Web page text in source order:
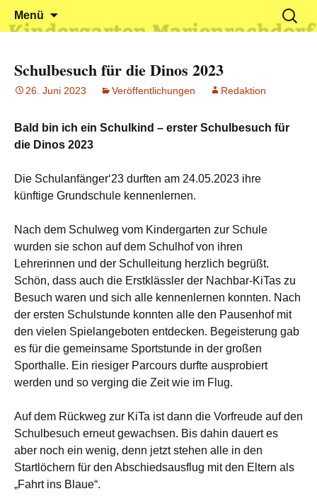
Kindergarten Marienrachdorf
Klein reingehen – Groß rauskommen
Menü
Suchen
nach:
Schulbesuch für die Dinos 2023
26. Juni 2023 Veröffentlichungen Redaktion
Bald bin ich ein Schulkind – erster Schulbesuch für
die Dinos 2023
Die Schulanfänger‘23 durften am 24.05.2023 ihre
künftige Grundschule kennenlernen.
Nach dem Schulweg vom Kindergarten zur Schule
wurden sie schon auf dem Schulhof von ihren
Lehrerinnen und der Schulleitung herzlich begrüßt.
Schön, dass auch die Erstklässler der Nachbar-KiTas zu
Besuch waren und sich alle kennenlernen konnten. Nach
der ersten Schulstunde konnten alle den Pausenhof mit
den vielen Spielangeboten entdecken. Begeisterung gab
es für die gemeinsame Sportstunde in der großen
Sporthalle. Ein riesiger Parcours durfte ausprobiert
werden und so verging die Zeit wie im Flug.
Auf dem Rückweg zur KiTa ist dann die Vorfreude auf den
Schulbesuch erneut gewachsen. Bis dahin dauert es
aber noch ein wenig, denn jetzt stehen alle in den
Startlöchern für den Abschiedsausflug mit den Eltern als
„Fahrt ins Blaue“.